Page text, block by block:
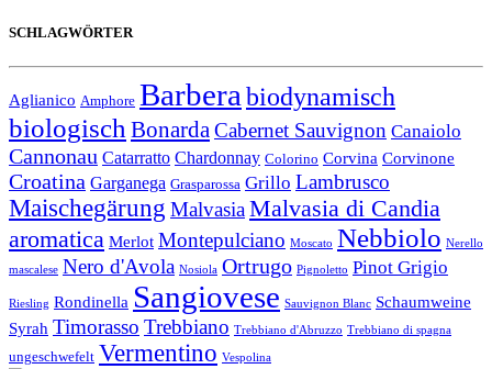
SCHLAGWÖRTER
Aglianico Amphore Barbera biodynamisch
biologisch Bonarda Cabernet Sauvignon Canaiolo
Cannonau Catarratto Chardonnay Colorino Corvina Corvinone
Croatina Garganega Grasparossa Grillo Lambrusco
Maischegärung MalvasiaMalvasia di Candia
aromatica Merlot Montepulciano Moscato Nebbiolo Nerello
mascalese Nero d'Avola Nosiola Ortrugo Pignoletto Pinot Grigio
Riesling Rondinella Sangiovese Sauvignon Blanc Schaumweine
Syrah Timorasso Trebbiano Trebbiano d'Abruzzo Trebbiano di spagna
ungeschwefelt Vermentino Vespolina